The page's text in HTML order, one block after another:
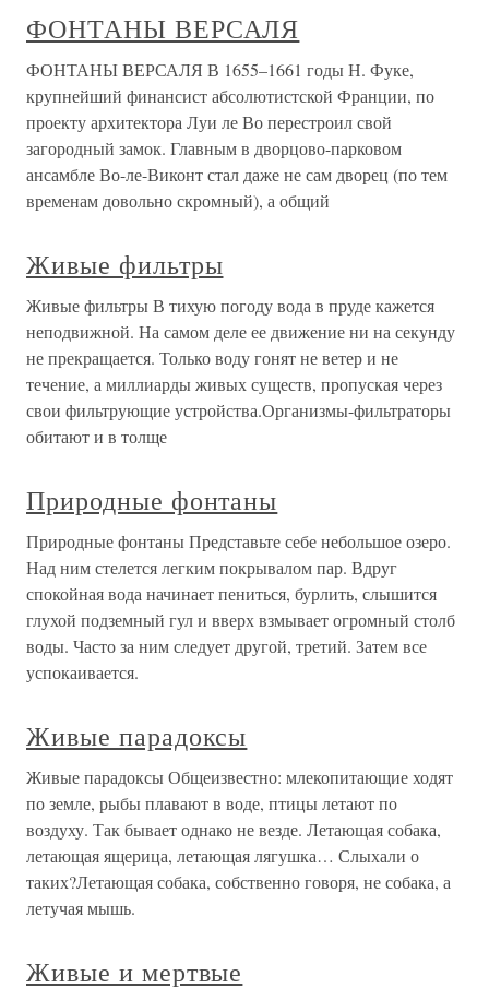
ФОНТАНЫ ВЕРСАЛЯ
ФОНТАНЫ ВЕРСАЛЯ В 1655–1661 годы Н. Фуке,
крупнейший финансист абсолютистской Франции, по
проекту архитектора Луи ле Во перестроил свой
загородный замок. Главным в дворцово-парковом
ансамбле Во-ле-Виконт стал даже не сам дворец (по тем
временам довольно скромный), а общий
Живые фильтры
Живые фильтры В тихую погоду вода в пруде кажется
неподвижной. На самом деле ее движение ни на секунду
не прекращается. Только воду гонят не ветер и не
течение, а миллиарды живых существ, пропуская через
свои фильтрующие устройства.Организмы-фильтраторы
обитают и в толще
Природные фонтаны
Природные фонтаны Представьте себе небольшое озеро.
Над ним стелется легким покрывалом пар. Вдруг
спокойная вода начинает пениться, бурлить, слышится
глухой подземный гул и вверх взмывает огромный столб
воды. Часто за ним следует другой, третий. Затем все
успокаивается.
Живые парадоксы
Живые парадоксы Общеизвестно: млекопитающие ходят
по земле, рыбы плавают в воде, птицы летают по
воздуху. Так бывает однако не везде. Летающая собака,
летающая ящерица, летающая лягушка… Слыхали о
таких?Летающая собака, собственно говоря, не собака, а
летучая мышь.
Живые и мертвые